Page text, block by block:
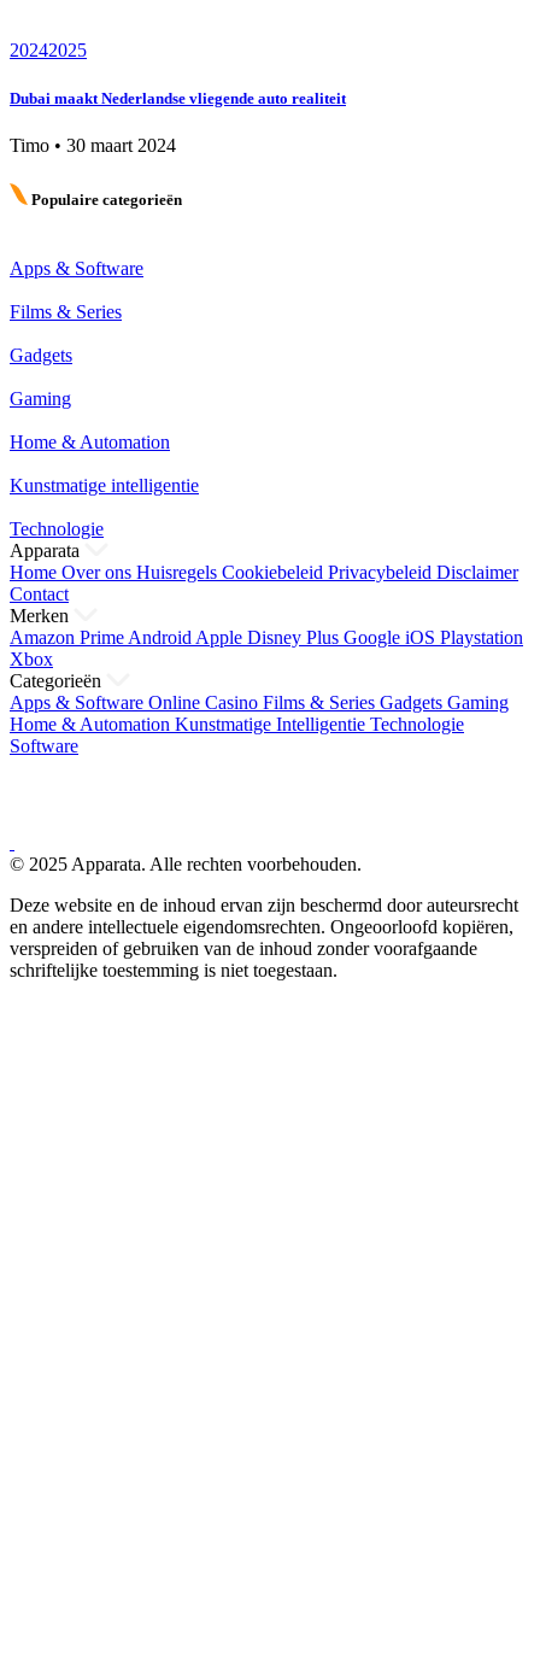
20242025
Dubai maakt Nederlandse vliegende auto realiteit
Timo • 30 maart 2024
Populaire categorieën
Apps & Software
Films & Series
Gadgets
Gaming
Home & Automation
Kunstmatige intelligentie
Technologie
Apparata
Home Over ons Huisregels Cookiebeleid Privacybeleid Disclaimer
Contact
Merken
Amazon Prime Android Apple Disney Plus Google iOS Playstation
Xbox
Categorieën
Apps & Software Online Casino Films & Series Gadgets Gaming
Home & Automation Kunstmatige Intelligentie Technologie
Software
© 2025 Apparata. Alle rechten voorbehouden.
Deze website en de inhoud ervan zijn beschermd door auteursrecht
en andere intellectuele eigendomsrechten. Ongeoorloofd kopiëren,
verspreiden of gebruiken van de inhoud zonder voorafgaande
schriftelijke toestemming is niet toegestaan.